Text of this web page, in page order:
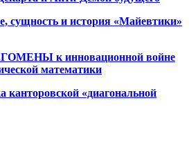
сущность и история «Майевтики»
к инновационной войне
математики
«диагональной